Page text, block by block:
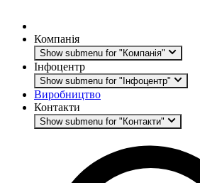
Компанія
Show submenu for "Компанія"
Інфоцентр
Show submenu for "Інфоцентр"
Виробництво
Контакти
Show submenu for "Контакти"